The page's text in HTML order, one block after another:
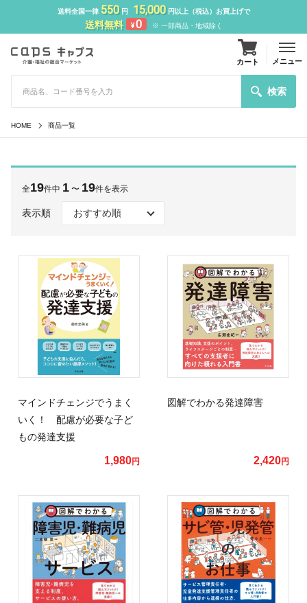
送料全国一律 550円 15,000円以上（税込）お買上げで
送料無料 ¥0 ※ 一部商品・地域除く
検索
カート メニュー
HOME 商品一覧
全19件中 1 〜 19件を表示
表示順
マインドチェンジでうまく
いく！ 配慮が必要な子ど
もの発達支援
1,980円
図解でわかる発達障害
2,420円